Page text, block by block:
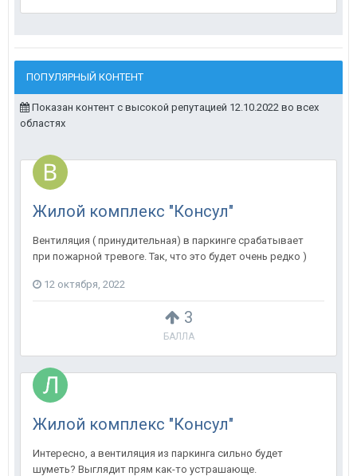
ПОПУЛЯРНЫЙ КОНТЕНТ
Показан контент с высокой репутацией 12.10.2022 во всех
областях
3
БАЛЛА
Жилой комплекс "Консул"
Вентиляция ( принудительная) в паркинге срабатывает
при пожарной тревоге. Так, что это будет очень редко )
12 октября, 2022
Жилой комплекс "Консул"
Интересно, а вентиляция из паркинга сильно будет
шуметь? Выглядит прям как-то устрашающе.